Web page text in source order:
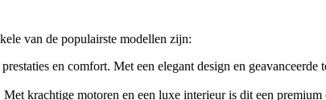
van de populairste modellen zijn:
en comfort. Met een elegant design en
krachtige motoren en een luxe interieur is dit een